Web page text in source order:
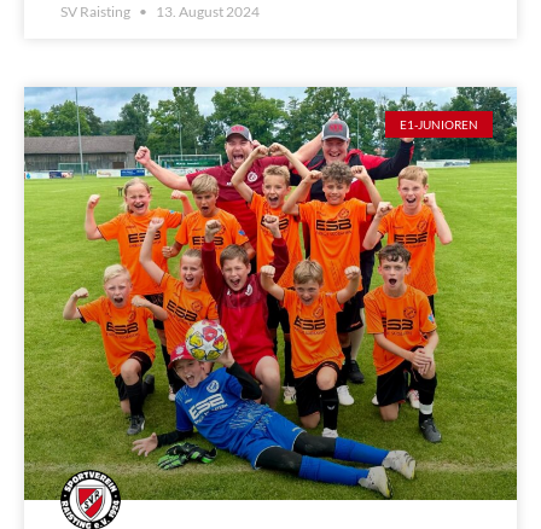
SV Raisting 13. August 2024
E1-JUNIOREN